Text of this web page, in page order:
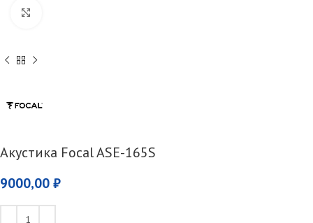
Акустика Focal ASE-165S
9000,00 ₽